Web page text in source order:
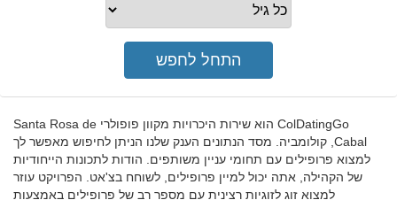
ColDatingGo הוא שירות היכרויות מקוון פופולרי Santa Rosa de
Cabal, קולומביה. מסד הנתונים הענק שלנו הניתן לחיפוש מאפשר לך
למצוא פרופילים עם תחומי עניין משותפים. הודות לתכונות הייחודיות
של הקהילה, אתה יכול למיין פרופילים, לשוחח בצ'אט. הפרויקט עוזר
למצוא זוג לזוגיות רצינית עם מספר רב של פרופילים באמצעות